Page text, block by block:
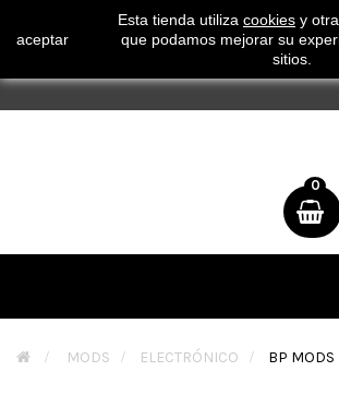
¡ Consigue tu envío gratuito por
!
0
> MODS > ELECTRÓNICO > BP MODS
aceptar
Esta tienda utiliza cookies y
que podamos mejorar su
sitios.